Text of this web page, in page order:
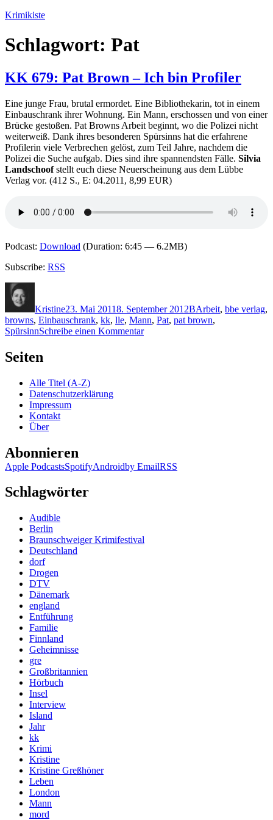
Zum
springen
Krimikiste
Schlagwort: Pat
KK 679: Pat Brown – Ich bin Profiler
Eine junge Frau, brutal ermordet. Eine Bibliothekarin, tot in einem
Einbauschrank ihrer Wohnung. Ein Mann, erschossen und von einer
Brücke gestoßen. Pat Browns Arbeit beginnt, wo die Polizei nicht
weiterweiß. Dank ihres besonderen Spürsinns hat die erfahrene
Profilerin viele Verbrechen gelöst, zum Teil Jahre, nachdem die
Polizei die Suche aufgab. Dies sind ihre spannendsten Fälle. Silvia
Landschoofstellt euch diese Neuerscheinung aus dem Lübbe
Verlag vor. (412 S., E: 04.2011, 8,99 EUR)
Podcast: Download (Duration: 6:45 — 6.2MB)
Subscribe: RSS
Kristine23. Mai 20118. September 2012BArbeit, bbe verlag,
browns, Einbauschrank, kk, lle, Mann, Pat, pat brown,
SpürsinnSchreibe einen Kommentarzu
Seiten
Alle Titel (A-Z)
Datenschutzerklärung
Impressum
Kontakt
Über
Abonnieren
Apple PodcastsSpotifyAndroidby EmailRSS
Schlagwörter
Audible
Berlin
Braunschweiger Krimifestival
Deutschland
dorf
Drogen
DTV
Dänemark
england
Entführung
Familie
Finnland
Geheimnisse
gre
Großbritannien
Hörbuch
Insel
Interview
Island
Jahr
kk
Krimi
Kristine
Kristine Greßhöner
Leben
London
Mann
mord